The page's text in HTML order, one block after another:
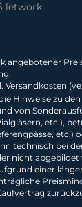
letwork
angebotener
Versandkosten
Hinweise zu
von
etc.),
etc.)
technisch bei
nicht abgebildet
einer